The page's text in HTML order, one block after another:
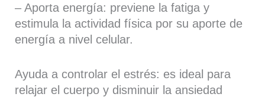
– Aporta energía: previene la fatiga y
estimula la actividad física por su aporte de
energía a nivel celular.
Ayuda a controlar el estrés: es ideal para
relajar el cuerpo y disminuir la ansiedad